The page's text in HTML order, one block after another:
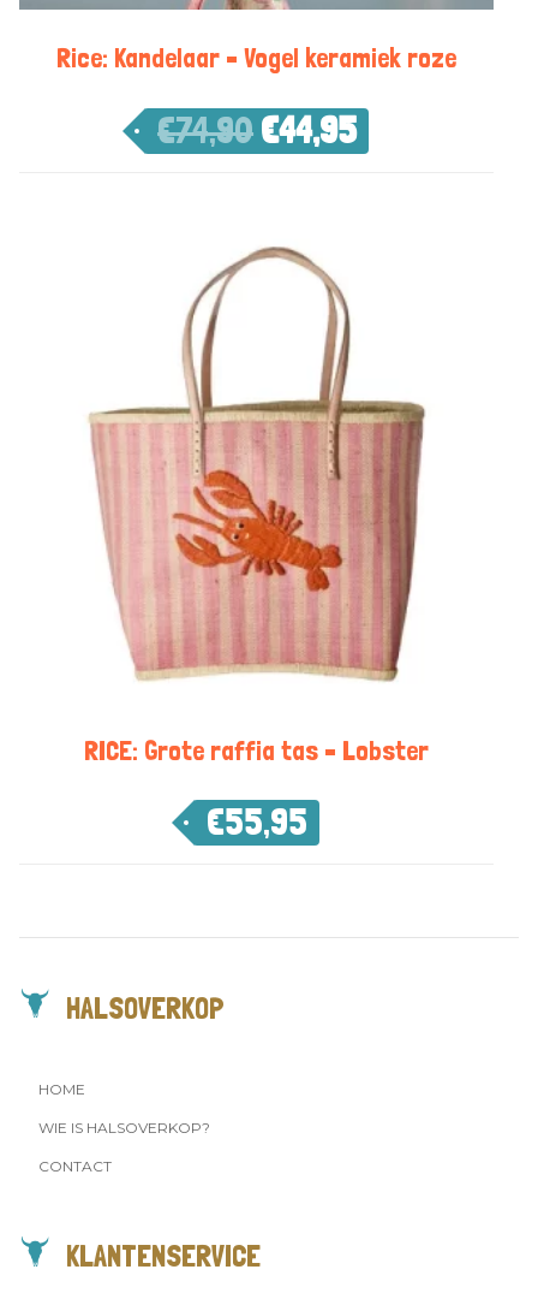
Rice: Kandelaar – Vogel keramiek roze
€74,90 €44,95
RICE: Grote raffia tas – Lobster
€55,95
HALSOVERKOP
HOME
WIE IS HALSOVERKOP?
CONTACT
KLANTENSERVICE